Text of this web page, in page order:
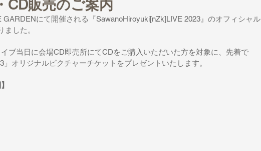
CD販売のご案内
GARDENにて開催される『SawanoHiroyuki[nZk]LIVE 2023』のオフィシャル
した。
ブ当日に会場CD即売所にてCDをご購入いただいた方を対象に、先着で
」オリジナルピクチャーチケットをプレゼントいたします。